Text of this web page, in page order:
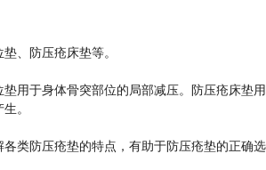
、防压疮床垫等。
垫用于身体骨突部位的局部减压。防压疮床垫
。
各类防压疮垫的特点，有助于防压疮垫的正确